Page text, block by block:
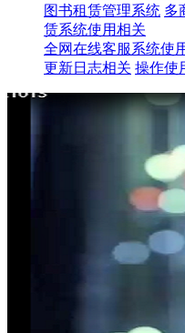
图书租赁管理系统 多
赁系统使用相关
全网在线客服系统使
更新日志相关 操作使